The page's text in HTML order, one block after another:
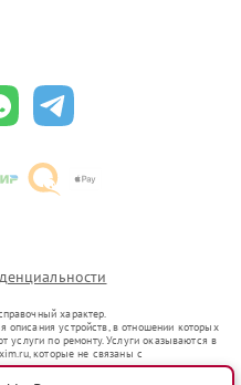
характер.
описания устройств, в отношении которых
по ремонту. Услуги оказываются в
которые не связаны с
представителями.
в гражданский оборот в соответствии